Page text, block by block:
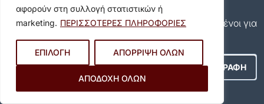
αφορούν στη συλλογή στατιστικών ή
marketing. ΠΕΡΙΣΣΟΤΕΡΕΣ ΠΛΗΡΟΦΟΡΙΕΣ
ΕΠΙΛΟΓΗ ΑΠΟΡΡΙΨΗ ΟΛΩΝ
ΑΠΟΔΟΧΗ ΟΛΩΝ
Εγγραφείτε και εσείς συνδρομητές στο δωρεάν
newsletter του Δήμου και μείνετε πάντα ενημερωμένοι για
όλα όσα συμβαίνουν στον δήμο μας!